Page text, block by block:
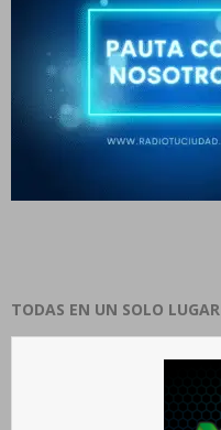
TODAS EN UN SOLO LUGAR